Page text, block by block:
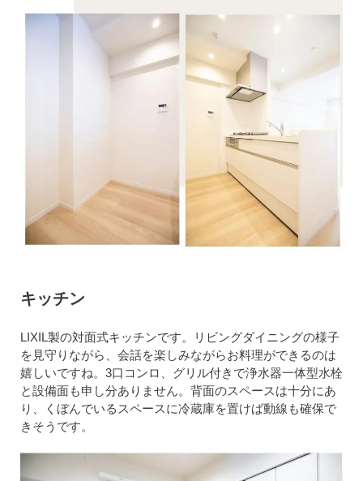
キッチン
LIXIL製の対面式キッチンです。リビングダイニングの様子
を見守りながら、会話を楽しみながらお料理ができるのは
嬉しいですね。3口コンロ、グリル付きで浄水器一体型水栓
と設備面も申し分ありません。背面のスペースは十分にあ
り、くぼんでいるスペースに冷蔵庫を置けば動線も確保で
きそうです。